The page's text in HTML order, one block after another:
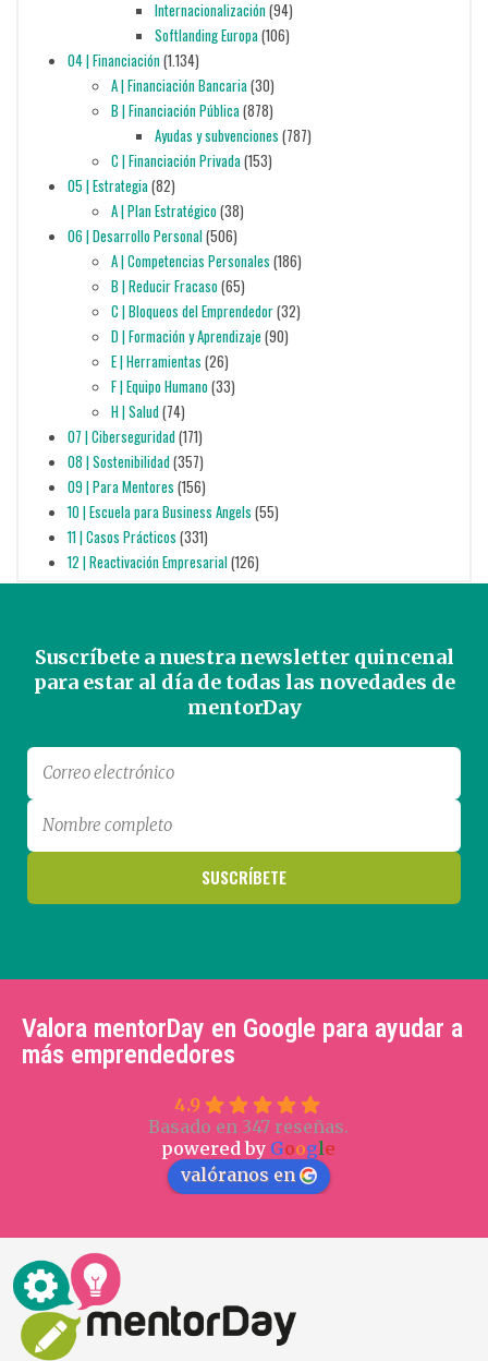
Internacionalización(94)
Softlanding Europa(106)
04 | Financiación(1.134)
A | Financiación Bancaria(30)
B | Financiación Pública(878)
Ayudas y subvenciones (787)
C | Financiación Privada(153)
05 | Estrategia(82)
A | Plan Estratégico(38)
06 | Desarrollo Personal(506)
A | Competencias Personales (186)
B | Reducir Fracaso(65)
C | Bloqueos del Emprendedor(32)
D | Formación y Aprendizaje (90)
E | Herramientas (26)
F | Equipo Humano(33)
H | Salud(74)
07 | Ciberseguridad(171)
08 | Sostenibilidad(357)
09 | Para Mentores (156)
10 | Escuela para Business Angels (55)
11 | Casos Prácticos (331)
12 | Reactivación Empresarial(126)
Suscríbete a nuestra newsletter quincenal
para estar al día de todas las novedades de
mentorDay
Valora mentorDay en Google para ayudar a
más emprendedores
4.9
Basado en 347 reseñas.
powered by Google
valóranos en